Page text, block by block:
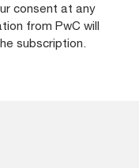
consent at any
from PwC will
subscription.